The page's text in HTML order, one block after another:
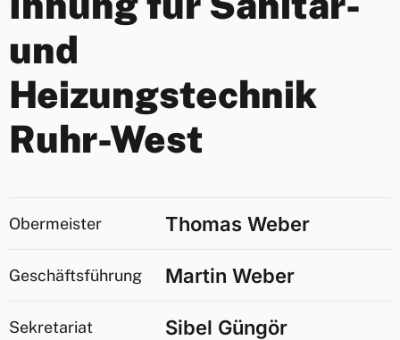
und
Heizungstechnik
Ruhr-West
Obermeister Thomas Weber
Geschäftsführung Martin Weber
Sekretariat Sibel Güngör